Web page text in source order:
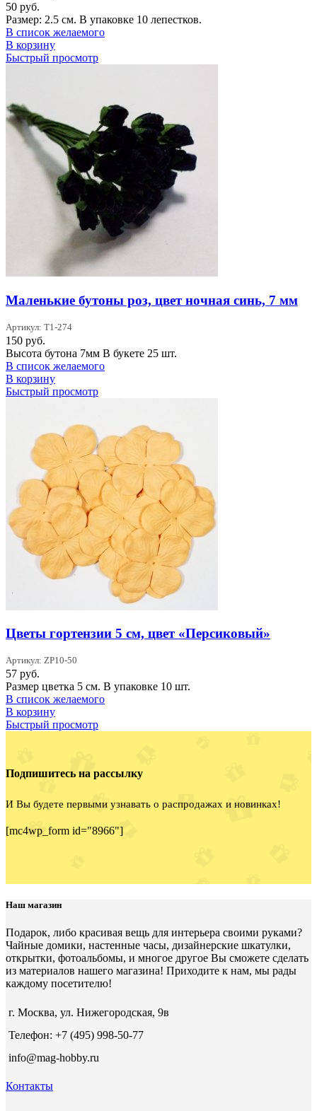
50 руб.
Размер: 2.5 см. В упаковке 10 лепестков.
В список желаемого
В корзину
Быстрый просмотр
Маленькие бутоны роз, цвет ночная синь, 7 мм
Артикул: T1-274
150 руб.
Высота бутона 7мм В букете 25 шт.
В список желаемого
В корзину
Быстрый просмотр
Цветы гортензии 5 см, цвет «Персиковый»
Артикул: ZP10-50
57 руб.
Размер цветка 5 см. В упаковке 10 шт.
В список желаемого
В корзину
Быстрый просмотр
Подпишитесь на рассылку
И Вы будете первыми узнавать о распродажах и новинках!
[mc4wp_form id="8966"]
Наш магазин
Подарок, либо красивая вещь для интерьера своими руками?
Чайные домики, настенные часы, дизайнерские шкатулки,
открытки, фотоальбомы, и многое другое Вы сможете сделать
из материалов нашего магазина! Приходите к нам, мы рады
каждому посетителю!
г. Москва, ул. Нижегородская, 9в
Телефон: +7 (495) 998-50-77
info@mag-hobby.ru
Контакты